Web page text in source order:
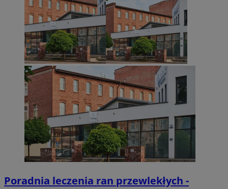
Poradnia leczenia ran przewlekłych -
Niezbędne pliki cookie umożliwiają korzystanie z podstawowych
takich jak logowanie użytkownika i zarządzanie kontem. Bez
można prawidłowo korzystać ze strony internetowej.
Nazwa
Provider/
Domena
SessID
sosnowiecki.pl
QeSessID sosnowiecki.pl
MvSessID sosnowiecki.pl
euds .rfihub.com